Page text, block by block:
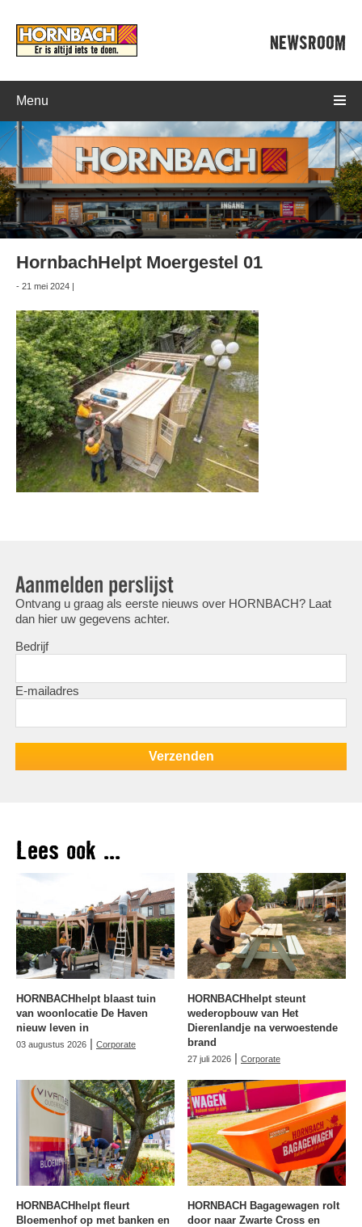
NEWSROOM
Menu
HornbachHelpt Moergestel 01
- 21 mei 2024 |
Aanmelden perslijst
Ontvang u graag als eerste nieuws over HORNBACH? Laat
dan hier uw gegevens achter.
Bedrijf
E-mailadres
Lees ook ...
HORNBACHhelpt blaast tuin
van woonlocatie De Haven
nieuw leven in
03 augustus 2026 | Corporate
HORNBACHhelpt steunt
wederopbouw van Het
Dierenlandje na verwoestende
brand
27 juli 2026 | Corporate
HORNBACHhelpt fleurt
Bloemenhof op met banken en
HORNBACH Bagagewagen rolt
door naar Zwarte Cross en